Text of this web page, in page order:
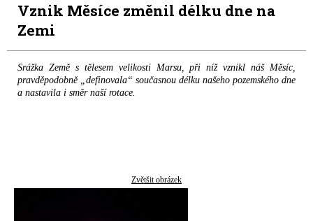
Vznik Měsíce změnil délku dne na
Zemi
Srážka Země s tělesem velikosti Marsu, při níž vznikl náš Měsíc,
pravděpodobně „definovala“ současnou délku našeho pozemského dne
a nastavila i směr naší rotace.
Zvětšit obrázek